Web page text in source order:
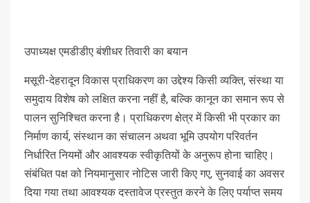
उपाध्यक्ष एमडीडीए बंशीधर तिवारी का बयान
मसूरी-देहरादून विकास प्राधिकरण का उद्देश्य किसी व्यक्ति, संस्था या
समुदाय विशेष को लक्षित करना नहीं है, बल्कि कानून का समान रूप से
पालन सुनिश्चित करना है। प्राधिकरण क्षेत्र में किसी भी प्रकार का
निर्माण कार्य, संस्थान का संचालन अथवा भूमि उपयोग परिवर्तन
निर्धारित नियमों और आवश्यक स्वीकृतियों के अनुरूप होना चाहिए।
संबंधित पक्ष को नियमानुसार नोटिस जारी किए गए, सुनवाई का अवसर
दिया गया तथा आवश्यक दस्तावेज प्रस्तुत करने के लिए पर्याप्त समय